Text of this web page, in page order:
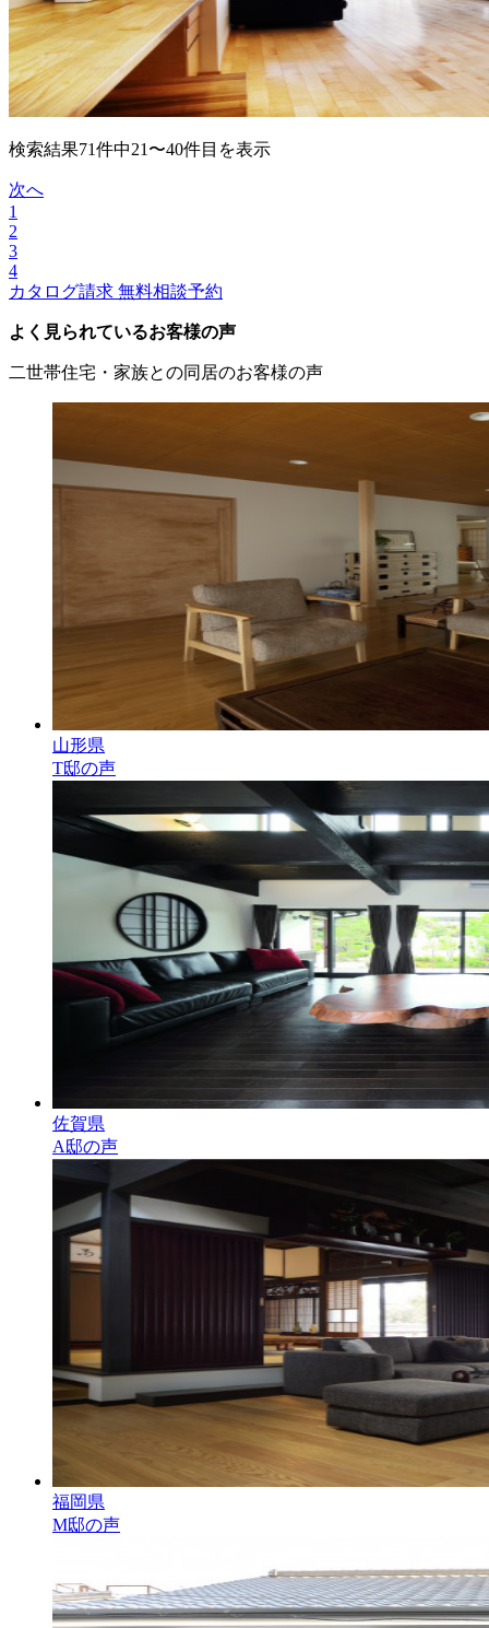
検索結果71件中21〜40件目を表示
次へ
1
2
3
4
カタログ請求 無料相談予約
よく見られているお客様の声
二世帯住宅・家族との同居のお客様の声
山形県
T邸の声
佐賀県
A邸の声
福岡県
M邸の声